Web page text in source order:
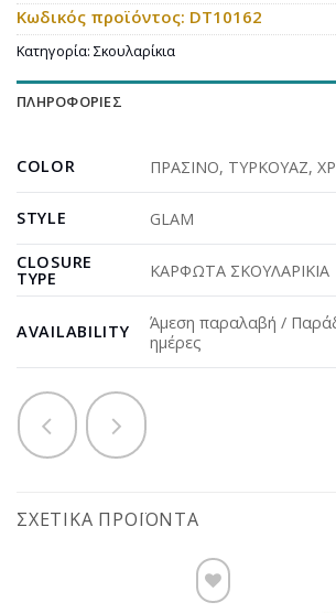
Κωδικός προϊόντος: DT10162
Κατηγορία: Σκουλαρίκια
ΠΛΗΡΟΦΟΡΊΕΣ
COLOR ΠΡΑΣΙΝΟ, ΤΥΡΚΟΥΑΖ,
STYLE GLAM
CLOSURE
TYPE ΚΑΡΦΩΤΑ ΣΚΟΥΛΑΡΙΚΙΑ
AVAILABILITY
Άμεση παραλαβή /
ημέρες
ΣΧΕΤΙΚΆ ΠΡΟΪΌΝΤΑ